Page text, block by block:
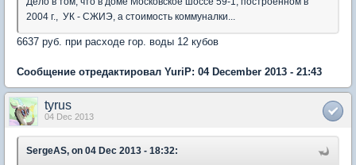
2004 г., УК - СЖИЭ, а стоимость коммуналки...
6637 руб. при расходе гор. воды 12 кубов
Сообщение отредактировал YuriP: 04 December 2013 - 21:43
tyrus
04 Dec 2013
SergeAS, on 04 Dec 2013 - 18:32: